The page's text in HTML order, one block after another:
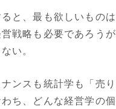
と、最も欲しいもの
戦略も必要であろう
い。
ンスも統計学も「売
ち、どんな経営学の